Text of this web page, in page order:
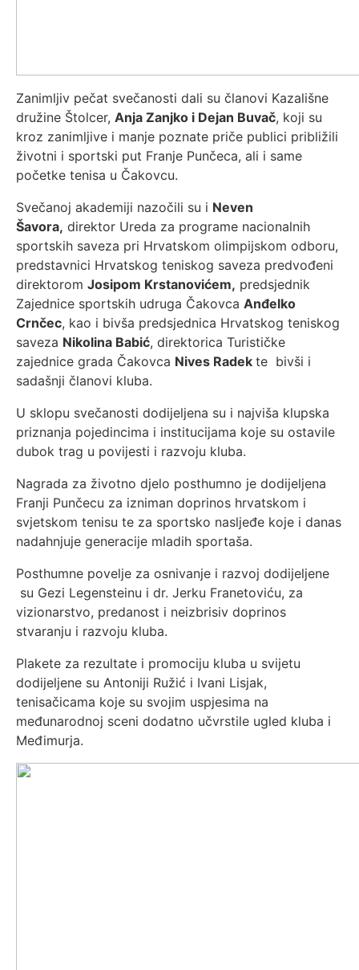
Zanimljiv pečat svečanosti dali su članovi Kazališne
družine Štolcer, Anja Zanjko i Dejan Buvač, koji su
kroz zanimljive i manje poznate priče publici približili
životni i sportski put Franje Punčeca, ali i same
početke tenisa u Čakovcu.
Svečanoj akademiji nazočili su i Neven
Šavora, direktor Ureda za programe nacionalnih
sportskih saveza pri Hrvatskom olimpijskom odboru,
predstavnici Hrvatskog teniskog saveza predvođeni
direktorom Josipom Krstanovićem, predsjednik
Zajednice sportskih udruga Čakovca Anđelko
Crnčec, kao i bivša predsjednica Hrvatskog teniskog
saveza Nikolina Babić, direktorica Turističke
zajednice grada Čakovca Nives Radek te bivši i
sadašnji članovi kluba.
U sklopu svečanosti dodijeljena su i najviša klupska
priznanja pojedincima i institucijama koje su ostavile
dubok trag u povijesti i razvoju kluba.
Nagrada za životno djelo posthumno je dodijeljena
Franji Punčecu za izniman doprinos hrvatskom i
svjetskom tenisu te za sportsko nasljeđe koje i danas
nadahnjuje generacije mladih sportaša.
Posthumne povelje za osnivanje i razvoj dodijeljene
su Gezi Legensteinu i dr. Jerku Franetoviću, za
vizionarstvo, predanost i neizbrisiv doprinos
stvaranju i razvoju kluba.
Plakete za rezultate i promociju kluba u svijetu
dodijeljene su Antoniji Ružić i Ivani Lisjak,
tenisačicama koje su svojim uspjesima na
međunarodnoj sceni dodatno učvrstile ugled kluba i
Međimurja.